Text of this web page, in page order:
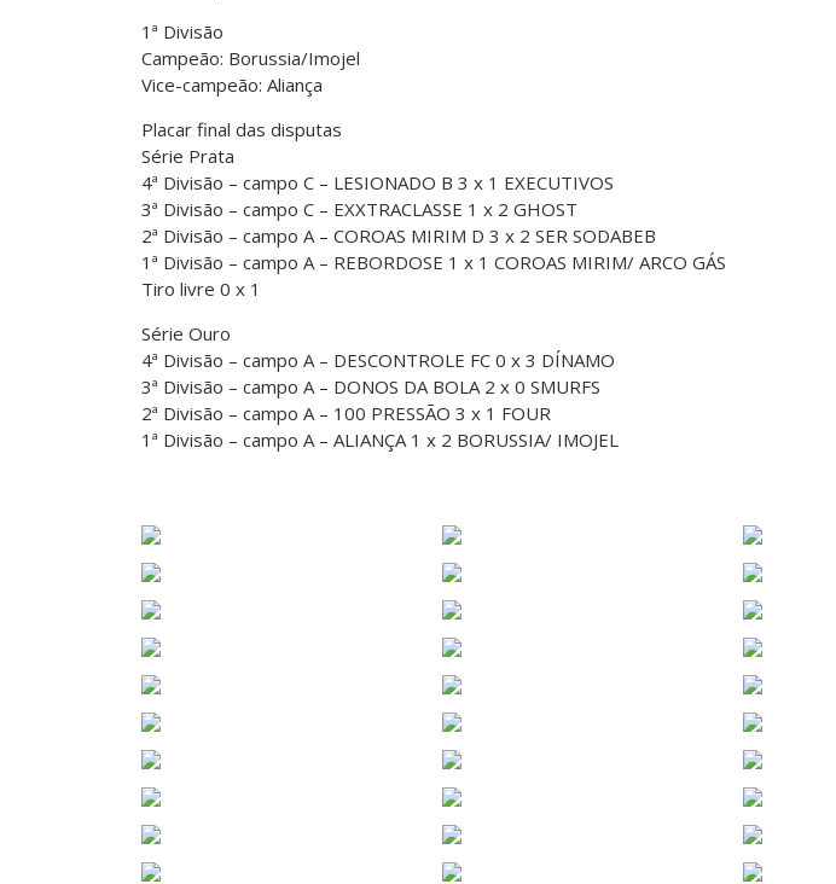
1ª Divisão
Campeão: Borussia/Imojel
Vice-campeão: Aliança
Placar final das disputas
Série Prata
4ª Divisão – campo C – LESIONADO B 3 x 1 EXECUTIVOS
3ª Divisão – campo C – EXXTRACLASSE 1 x 2 GHOST
2ª Divisão – campo A – COROAS MIRIM D 3 x 2 SER SODABEB
1ª Divisão – campo A – REBORDOSE 1 x 1 COROAS MIRIM/ ARCO GÁS
Tiro livre 0 x 1
Série Ouro
4ª Divisão – campo A – DESCONTROLE FC 0 x 3 DÍNAMO
3ª Divisão – campo A – DONOS DA BOLA 2 x 0 SMURFS
2ª Divisão – campo A – 100 PRESSÃO 3 x 1 FOUR
1ª Divisão – campo A – ALIANÇA 1 x 2 BORUSSIA/ IMOJEL